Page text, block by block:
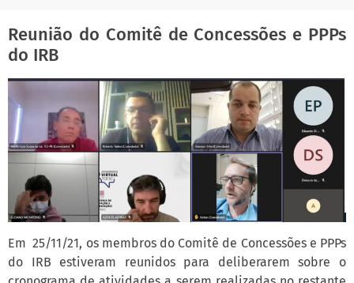
Reunião do Comitê de Concessões e PPPs
do IRB
Em 25/11/21, os membros do Comitê de Concessões e PPPs
do IRB estiveram reunidos para deliberarem sobre o